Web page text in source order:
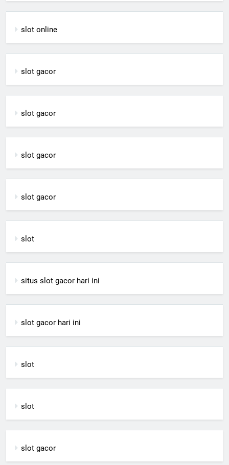
slot online
slot gacor
slot gacor
slot gacor
slot gacor
slot
situs slot gacor hari ini
slot gacor hari ini
slot
slot
slot gacor